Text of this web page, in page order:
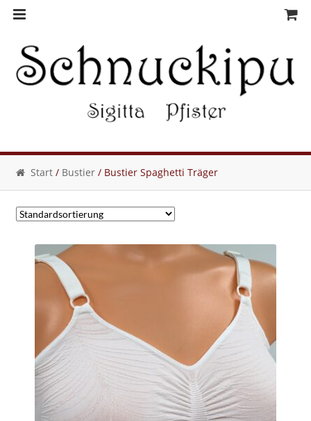
Skip
navigation
Skip
content
Start / Bustier / Bustier Spaghetti Träger